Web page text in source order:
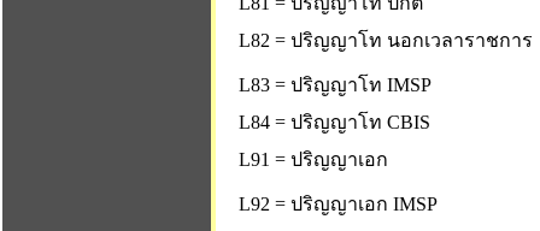
L82 = ปริญญาโท นอกเวลาราชการ
L83 = ปริญญาโท IMSP
L84 = ปริญญาโท CBIS
L91 = ปริญญาเอก
L92 = ปริญญาเอก IMSP